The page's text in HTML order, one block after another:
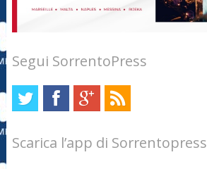
Segui SorrentoPress
Scarica l’app di Sorrentopress